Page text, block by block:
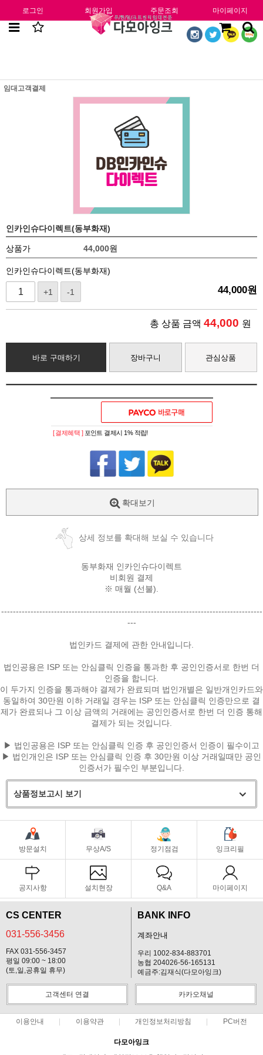
로그인 회원가입 주문조회 마이페이지
임대고객결제
인카인슈다이렉트(동부화재)
상품가 44,000원
인카인슈다이렉트(동부화재)
+1 -1 44,000원
총 상품 금액 44,000 원
바로 구매하기 장바구니 관심상품
페이코 ID로
PAYCO 바로
[ 결제혜택 ] 포인트 결제시 1% 적립!
확대보기
상세 정보를 확대해 보실 수 있습니다
동부화재 인카인슈다이렉트
비회원 결제
※ 매월 (선불).
-----------------------------------------------------------------------------------------
---
법인카드 결제에 관한 안내입니다.
법인공용은 ISP 또는 안심클릭 인증을 통과한 후 공인인증서로 한번 더
인증을 합니다.
이 두가지 인증을 통과해야 결제가 완료되며 법인개별은 일반개인카드와
동일하여 30만원 이하 거래일 경우는 ISP 또는 안심클릭 인증만으로 결
제가 완료되나 그 이상 금액의 거래에는 공인인증서로 한번 더 인증 통해
결제가 되는 것입니다.
▶ 법인공용은 ISP 또는 안심클릭 인증 후 공인인증서 인증이 필수이고
▶ 법인개인은 ISP 또는 안심클릭 인증 후 30만원 이상 거래일때만 공인
인증서가 필수인 부분입니다.
상품정보고시 보기
방문설치 무상A/S 정기점검 잉크리필
공지사항 설치현장 Q&A 마이페이지
CS CENTER
031-556-3456
FAX 031-556-3457
평일 09:00 ~ 18:00
(토,일,공휴일 휴무)
BANK INFO
계좌안내
우리 1002-834-883701
농협 204026-56-165131
예금주:김재식(다모아잉크)
고객센터 연결 카카오채널
이용안내 이용약관 개인정보처리방침 PC버전
다모아잉크